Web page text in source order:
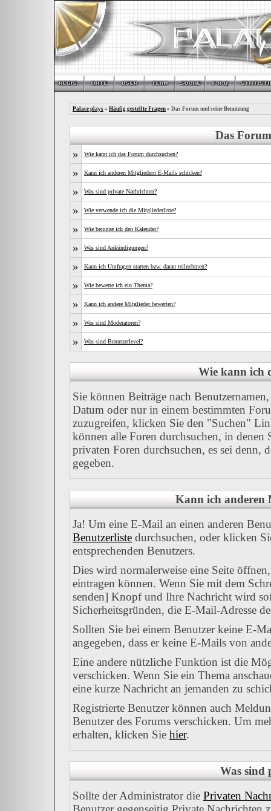
Palace plays » Häufig gestellte Fragen » Das Forum und seine Benutzung
Das
»
Wie kann ich das Forum durchsuchen?
» Kann ich anderen Mitgliedern E-Mails schicken?
» Was sind private Nachrichten?
» Wie verwende ich die Mitgliederliste?
» Wie benutze ich den Kalender?
» Was sind Ankündigungen?
» Kann ich Umfragen starten bzw. daran teilnehmen?
» Wie bewerte ich ein Thema?
» Kann ich andere Mitglieder bewerten?
» Was sind Moderatoren?
» Was sind Benutzerlevel?
Wie kann ich
Sie können Beiträge nach
Datum oder nur in einem bestimmten
zuzugreifen, klicken Sie den "Suchen"
können alle Foren durchsuchen, in
privaten Foren durchsuchen, es sei denn,
gegeben.
Kann ich anderen
Ja! Um eine E-Mail an einen anderen
Benutzerliste durchsuchen, oder klicken
entsprechenden Benutzers.
Dies wird normalerweise eine Seite
eintragen können. Wenn Sie mit dem
senden] Knopf und Ihre Nachricht wird
Sicherheitsgründen, die E-Mail-Adresse
Sollten Sie bei einem Benutzer keine E-
angegeben, dass er keine E-Mails von
Eine andere nützliche Funktion ist die
verschicken. Wenn Sie ein Thema
eine kurze Nachricht an jemanden zu
Registrierte Benutzer können auch
Benutzer des Forums verschicken. Um
erhalten, klicken Sie hier.
Was sind
Sollte der Administrator die Privaten